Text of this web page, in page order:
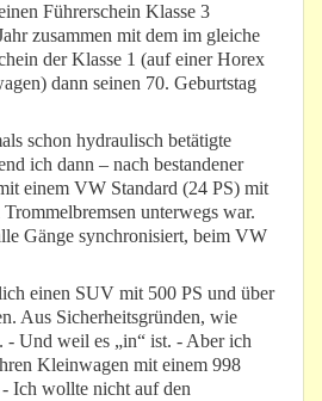
Führerschein Klasse 3
zusammen mit dem im gleiche
der Klasse 1 (auf einer Horex
dann seinen 70. Geburtstag
schon hydraulisch betätigte
ich dann – nach bestandener
einem VW Standard (24 PS) mit
unterwegs war.
Gänge synchronisiert, beim VW
einen SUV mit 500 PS und über
Aus Sicherheitsgründen, wie
- Und weil es „in“ ist. - Aber ich
Kleinwagen mit einem 998
Ich wollte nicht auf den